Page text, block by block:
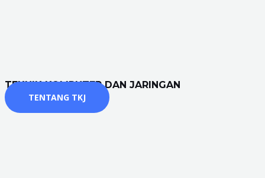
TEKNIK KOMPUTER DAN JARINGAN
TENTANG TKJ